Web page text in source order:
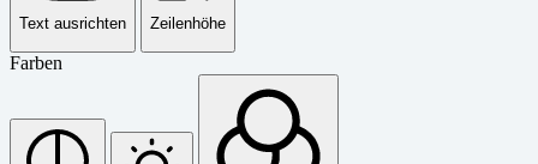
Text ausrichten Zeilenhöhe
Farben